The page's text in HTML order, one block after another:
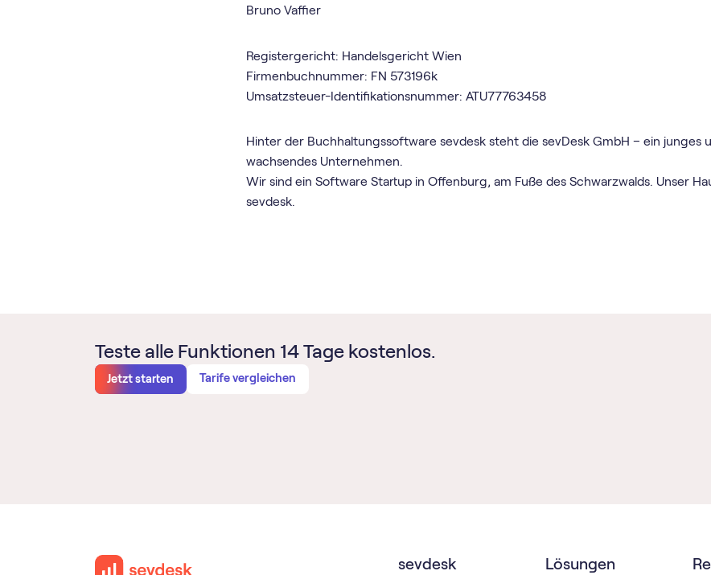
Bruno Vaffier
Registergericht: Handelsgericht Wien
Firmenbuchnummer: FN 573196k
Umsatzsteuer-Identifikationsnummer: ATU77763458
Hinter der Buch­haltungs­software sevdesk steht die sevDesk GmbH – ein junges
wachsendes Unternehmen.
Wir sind ein Software Startup in Offenburg, am Fuße des Schwarzwalds. Unser
sevdesk.
Teste alle Funktionen 14 Tage kostenlos.
Jetzt starten Tarife vergleichen
sevdesk Lösungen